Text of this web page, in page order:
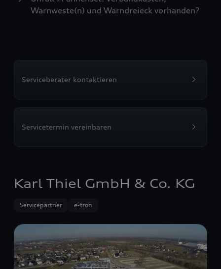
Warnweste(n) und Warndreieck vorhanden?
Serviceberater kontaktieren
Servicetermin vereinbaren
Karl Thiel GmbH & Co. KG
Servicepartner e-tron